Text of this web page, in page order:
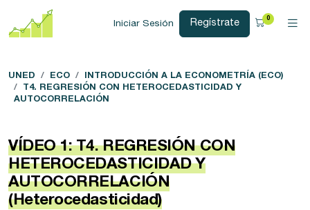
Iniciar Sesión Regístrate 0
UNED ECO
INTRODUCCIÓN A LA ECONOMETRÍA (ECO)
T4. REGRESIÓN CON HETEROCEDASTICIDAD Y
AUTOCORRELACIÓN
VÍDEO 1: T4. REGRESIÓN CON
HETEROCEDASTICIDAD Y
AUTOCORRELACIÓN
(Heterocedasticidad)